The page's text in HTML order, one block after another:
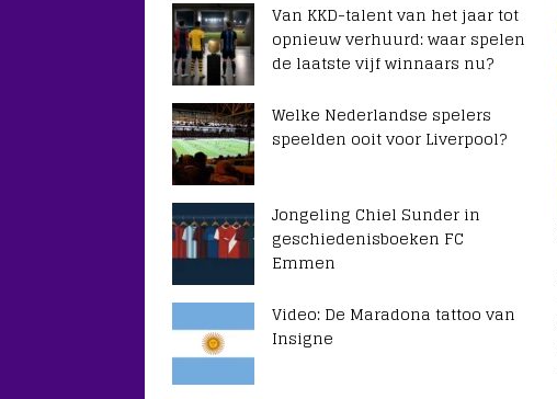
Van KKD-talent van het jaar tot
opnieuw verhuurd: waar spelen
de laatste vijf winnaars nu?
Welke Nederlandse spelers
speelden ooit voor Liverpool?
Jongeling Chiel Sunder in
geschiedenisboeken FC
Emmen
Video: De Maradona tattoo van
Insigne